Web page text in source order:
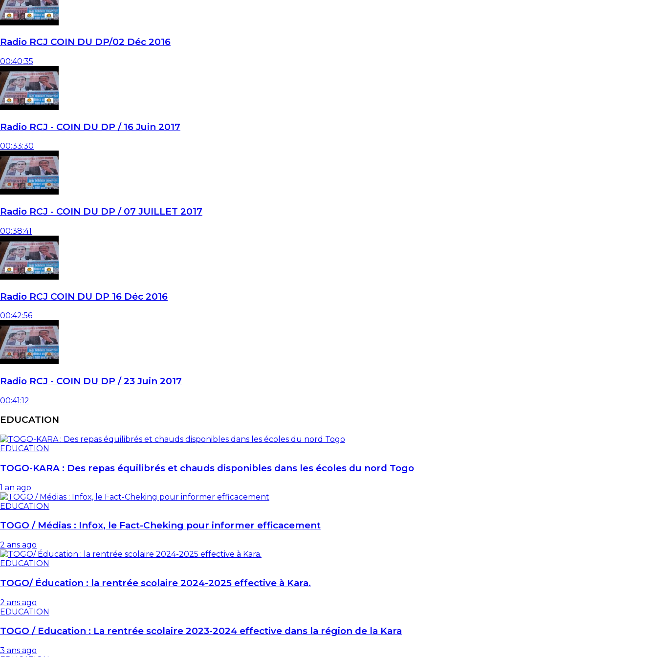
Radio RCJ COIN DU DP/02 Déc 2016
00:40:35
Radio RCJ - COIN DU DP / 16 Juin 2017
00:33:30
Radio RCJ - COIN DU DP / 07 JUILLET 2017
00:38:41
Radio RCJ COIN DU DP 16 Déc 2016
00:42:56
Radio RCJ - COIN DU DP / 23 Juin 2017
00:41:12
EDUCATION
EDUCATION
TOGO-KARA : Des repas équilibrés et chauds disponibles dans les écoles du nord Togo
1 an ago
EDUCATION
TOGO / Médias : Infox, le Fact-Cheking pour informer efficacement
2 ans ago
EDUCATION
TOGO/ Éducation : la rentrée scolaire 2024-2025 effective à Kara.
2 ans ago
EDUCATION
TOGO / Education : La rentrée scolaire 2023-2024 effective dans la région de la Kara
3 ans ago